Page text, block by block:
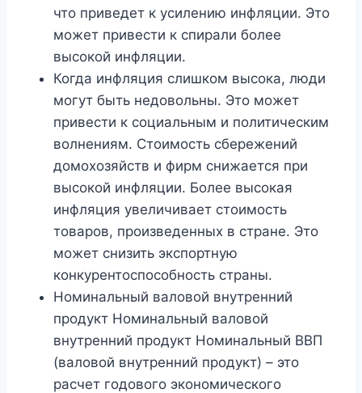
что приведет к усилению инфляции. Это
может привести к спирали более
высокой инфляции.
Когда инфляция слишком высока, люди
могут быть недовольны. Это может
привести к социальным и политическим
волнениям. Стоимость сбережений
домохозяйств и фирм снижается при
высокой инфляции. Более высокая
инфляция увеличивает стоимость
товаров, произведенных в стране. Это
может снизить экспортную
конкурентоспособность страны.
Номинальный валовой внутренний
продукт Номинальный валовой
внутренний продукт Номинальный ВВП
(валовой внутренний продукт) – это
расчет годового экономического